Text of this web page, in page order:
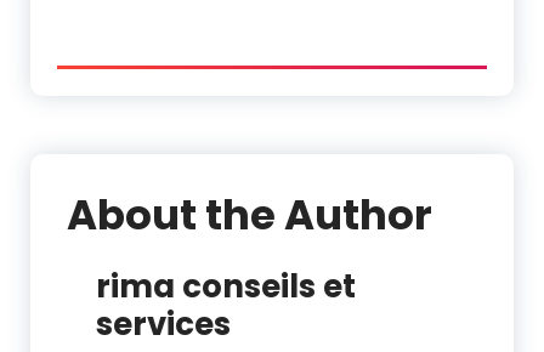
About the Author
rima conseils et
services